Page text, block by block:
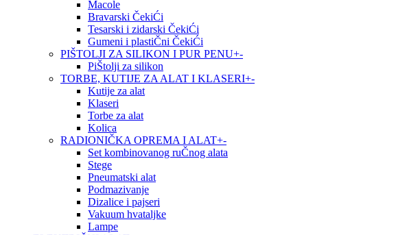
Macole
Bravarski ČekiĆi
Tesarski i zidarski ČekiĆi
Gumeni i plastiČni ČekiĆi
PIŠTOLJI ZA SILIKON I PUR PENU+-
PiŠtolji za silikon
TORBE, KUTIJE ZA ALAT I KLASERI+-
Kutije za alat
Klaseri
Torbe za alat
Kolica
RADIONIČKA OPREMA I ALAT+-
Set kombinovanog ruČnog alata
Stege
Pneumatski alat
Podmazivanje
Dizalice i pajseri
Vakuum hvataljke
Lampe